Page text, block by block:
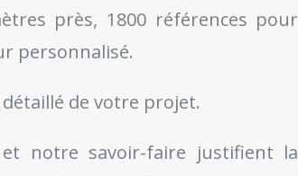
près, 1800 références pour
personnalisé.
de votre projet.
et notre savoir-faire justifient la